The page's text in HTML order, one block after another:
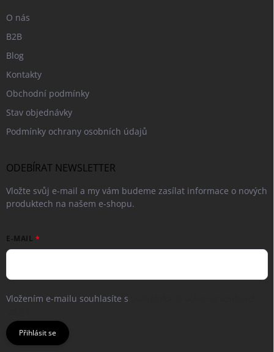
O nás
B2B
Blog
Kontakty
Obchodní podmínky
Stav objednávky
Podmínky ochrany osobních údajů
ODEBÍRAT NEWSLETTER
Vložte svůj e-mail a my vám budeme zasílat informace o nových
produktech na našem e-shopu.
E-MAIL
Vložením e-mailu souhlasíte s
Přihlásit se